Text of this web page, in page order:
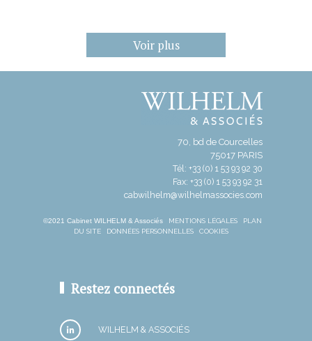
Voir plus
70, bd de Courcelles
75017 PARIS
Tél: +33 (0) 1 53 93 92 30
Fax: +33 (0) 1 53 93 92 31
cabwilhelm@wilhelmassocies.com
©2021 Cabinet WILHELM & Associés MENTIONS LÉGALES
PLAN
DU SITE
DONNÉES PERSONNELLES COOKIES
Restez connectés
WILHELM & ASSOCIÉS